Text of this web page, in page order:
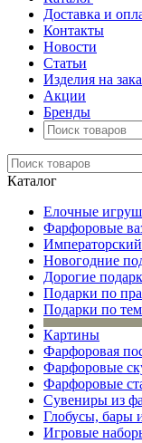
Доставка и
Контакты
Новости
Статьи
Изделия на
Акции
Бренды
Каталог
Елочные
Фарфоровые
Новогодние
Дорогие
Подарки по
Подарки по
Картины
Фарфоровая
Фарфоровые
Фарфоровые
Сувениры из
Глобусы, бары
Игровые